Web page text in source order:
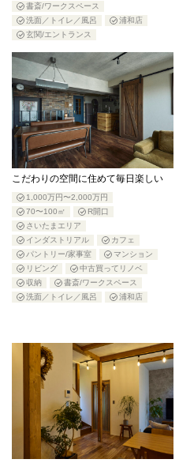
書斎/ワークスペース
洗面／トイレ／風呂
浦和店
玄関/エントランス
こだわりの空間に住めて毎日楽しい
1,000万円〜2,000万円
70〜100㎡
R開口
さいたまエリア
インダストリアル
カフェ
パントリー/家事室
マンション
リビング
中古買ってリノベ
収納
書斎/ワークスペース
洗面／トイレ／風呂
浦和店